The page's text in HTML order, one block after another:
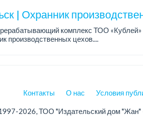
ср...
| Охранник
комплекс ТОО «Кублей»
производственных цехов....
Контакты О нас Условия
2026, ТОО "Издательский дом "Жан"